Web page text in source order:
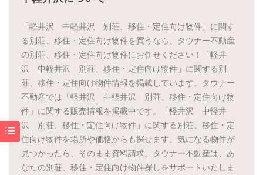
「軽井沢 中軽井沢 別荘、移住・定住向け物件」に関す
る別荘、移住・定住向け物件を買うなら、タウナー不動産
の別荘、移住・定住向け物件にお任せください！「軽井
沢 中軽井沢 別荘、移住・定住向け物件」に関する別
荘、移住・定住向け物件情報を掲載しています。タウナー
不動産では「軽井沢 中軽井沢 別荘、移住・定住向け物
件」に関する販売情報を掲載中です。「軽井沢 中軽井
沢 別荘、移住・定住向け物件」に関する別荘、移住・定
住向け物件を場所や価格からも探せます。気になる物件が
見つかったら、そのまま資料請求。タウナー不動産は、あ
なたの別荘、移住・定住向け物件探しをサポートいたしま